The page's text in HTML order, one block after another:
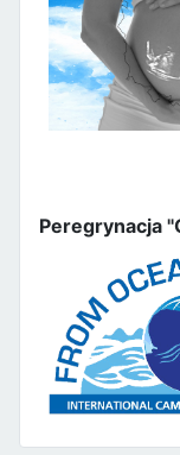
Peregrynacja